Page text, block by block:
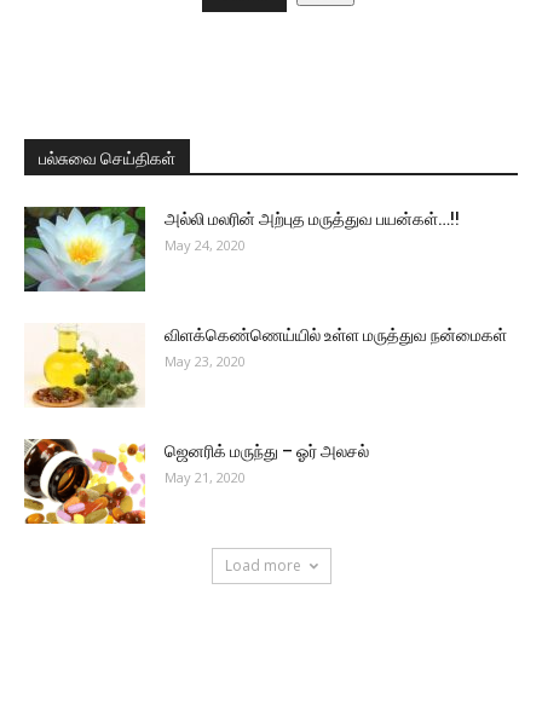
பல்சுவை செய்திகள்
அல்லி மலரின் அற்புத மருத்துவ பயன்கள்…!!
May 24, 2020
விளக்கெண்ணெய்யில் உள்ள மருத்துவ நன்மைகள்
May 23, 2020
ஜெனரிக் மருந்து – ஓர் அலசல்
May 21, 2020
Load more